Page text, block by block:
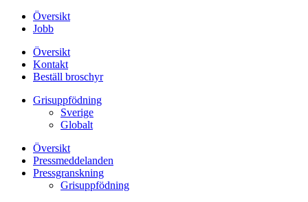
Översikt
Jobb
Översikt
Kontakt
Beställ broschyr
Grisuppfödning
Sverige
Globalt
Översikt
Pressmeddelanden
Pressgranskning
Grisuppfödning